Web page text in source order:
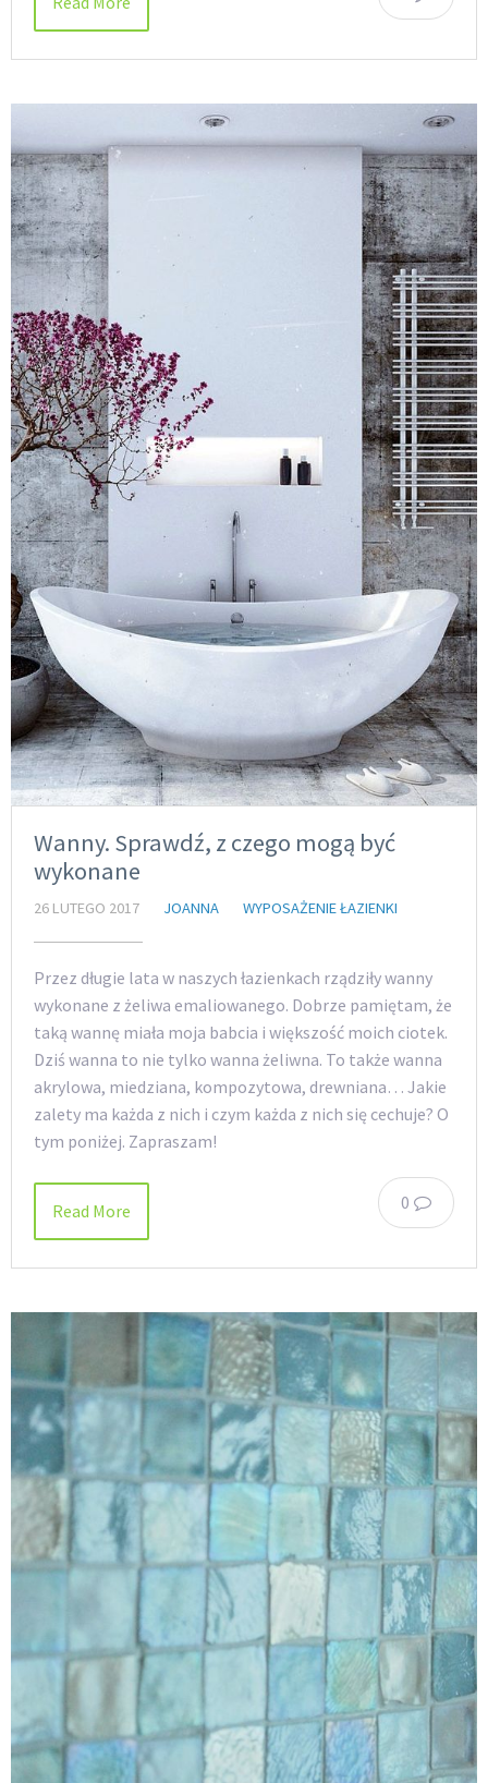
Wanny. Sprawdź, z czego mogą być
wykonane
26 LUTEGO 2017 JOANNA WYPOSAŻENIE ŁAZIENKI
Przez długie lata w naszych łazienkach rządziły wanny
wykonane z żeliwa emaliowanego. Dobrze pamiętam, że
taką wannę miała moja babcia i większość moich ciotek.
Dziś wanna to nie tylko wanna żeliwna. To także wanna
akrylowa, miedziana, kompozytowa, drewniana… Jakie
zalety ma każda z nich i czym każda z nich się cechuje? O
tym poniżej. Zapraszam!
0
Read More